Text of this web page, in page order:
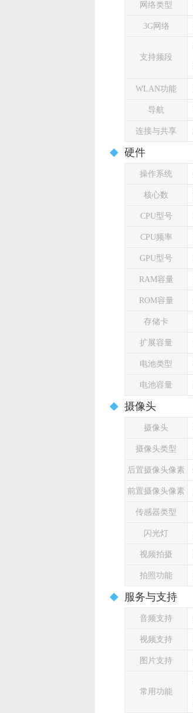
网络类型
3G网络
支持频段
WLAN功能
导航
连接与共享
硬件
操作系统
核心数
CPU型号
CPU频率
GPU型号
RAM容量
ROM容量
存储卡
扩展容量
电池类型
电池容量
摄像头
摄像头
摄像头类型
后置摄像头像素
前置摄像头像素
传感器类型
闪光灯
视频拍摄
拍照功能
服务与支持
音频支持
视频支持
图片支持
常用功能